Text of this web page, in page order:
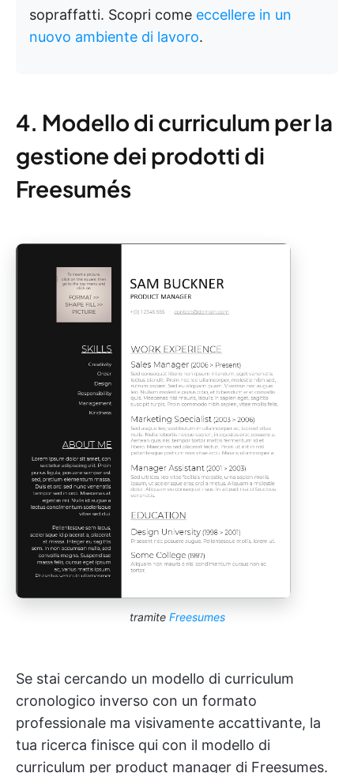
sopraffatti. Scopri come eccellere in un
nuovo ambiente di lavoro.
4. Modello di curriculum per la
gestione dei prodotti di
Freesumés
tramite Freesumes
Se stai cercando un modello di curriculum
cronologico inverso con un formato
professionale ma visivamente accattivante, la
tua ricerca finisce qui con il modello di
curriculum per product manager di Freesumes.